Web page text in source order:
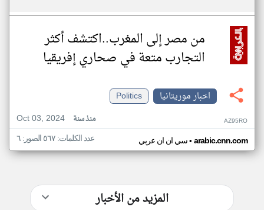
من مصر إلى المغرب..اكتشف أكثر
التجارب متعة في صحاري إفريقيا
اخبار موريتانيا
Politics
Oct 03, 2024
منذ سنة AZ95RO
سي ان ان عربي• arabic.cnn.com عدد الكلمات: ٥٦٧ الصور: ٦
المزيد من الأخبار